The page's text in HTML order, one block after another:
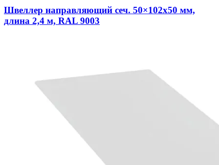
Швеллер направляющий сеч. 50×102х50 мм,
длина 2,4 м, RAL 9003